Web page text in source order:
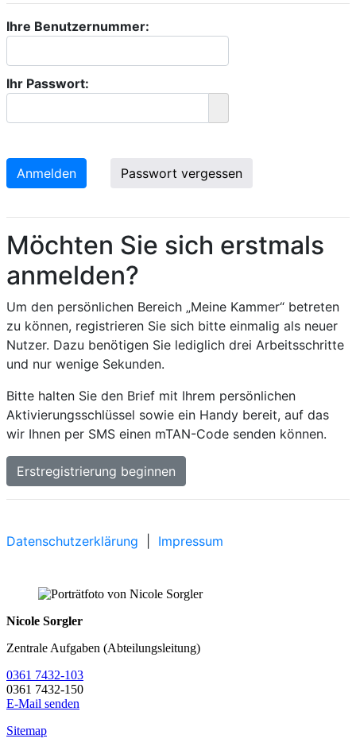
Nicole Sorgler
Zentrale Aufgaben (Abteilungsleitung)
0361 7432-103
0361 7432-150
E-Mail senden
Sitemap